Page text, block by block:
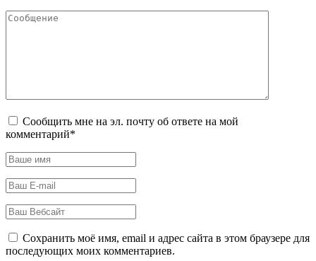
Сообщить мне на эл. почту об ответе на мой
комментарий*
Сохранить моё имя, email и адрес сайта в этом браузере для
последующих моих комментариев.